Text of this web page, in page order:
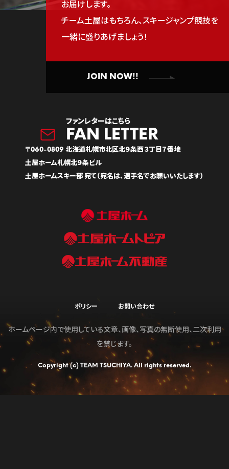
お届けします。
チーム土屋はもちろん、スキージャンプ競技を
一緒に盛りあげましょう！
JOIN NOW!!
ファンレターはこちら
〒060-0809 北海道札幌市北区北９条西３丁目７番地
土屋ホーム札幌北９条ビル
土屋ホームスキー部 宛て（宛名は、選手名でお願いいたします）
ポリシー お問い合わせ
ホームページ内で使用している文章、画像、写真の無断使用、二次利用
を禁じます。
Copyright (c) TEAM TSUCHIYA. All rights reserved.